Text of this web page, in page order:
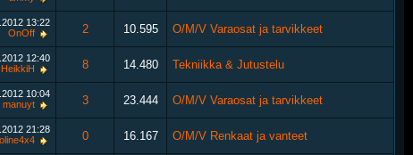
13:22
OnOff
2 10.595 O/M/V Varaosat ja tarvikkeet
12:40
HeikkiH
8 14.480 Tekniikka & Jutustelu
10:04
manuyt
3 23.444 O/M/V Varaosat ja tarvikkeet
21:28
0 16.167 O/M/V Renkaat ja vanteet